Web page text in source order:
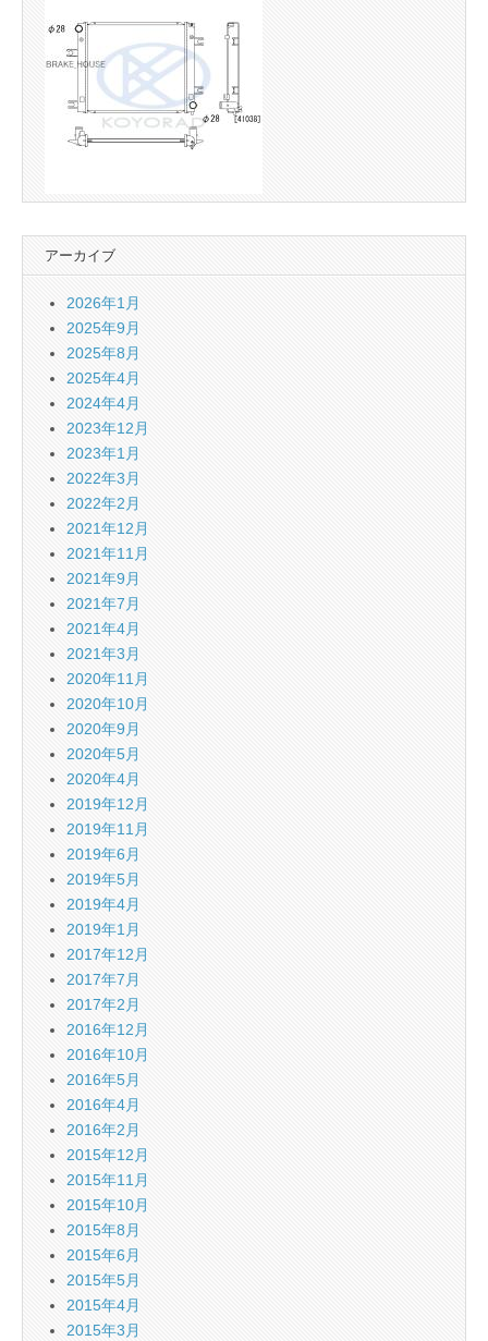
アーカイブ
2026年1月
2025年9月
2025年8月
2025年4月
2024年4月
2023年12月
2023年1月
2022年3月
2022年2月
2021年12月
2021年11月
2021年9月
2021年7月
2021年4月
2021年3月
2020年11月
2020年10月
2020年9月
2020年5月
2020年4月
2019年12月
2019年11月
2019年6月
2019年5月
2019年4月
2019年1月
2017年12月
2017年7月
2017年2月
2016年12月
2016年10月
2016年5月
2016年4月
2016年2月
2015年12月
2015年11月
2015年10月
2015年8月
2015年6月
2015年5月
2015年4月
2015年3月